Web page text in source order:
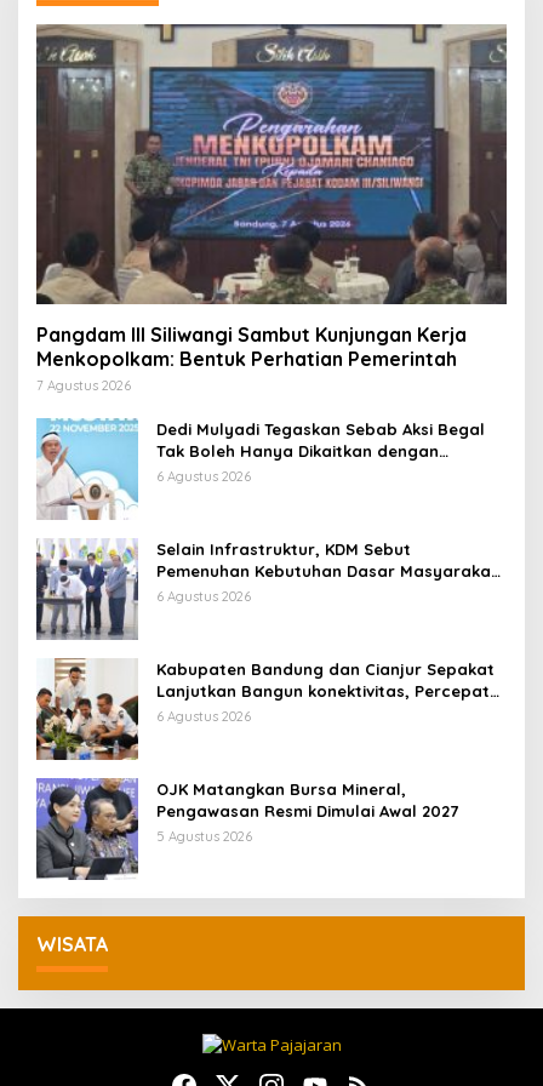
Pangdam III Siliwangi Sambut Kunjungan Kerja
Menkopolkam: Bentuk Perhatian Pemerintah
7 Agustus 2026
Dedi Mulyadi Tegaskan Sebab Aksi Begal
Tak Boleh Hanya Dikaitkan dengan
Ekonomi
6 Agustus 2026
Selain Infrastruktur, KDM Sebut
Pemenuhan Kebutuhan Dasar Masyarakat
Jadi Fokus APBD Jabar 2027
6 Agustus 2026
Kabupaten Bandung dan Cianjur Sepakat
Lanjutkan Bangun konektivitas, Percepat
Pertumbuhan Ekonomi Daerah
6 Agustus 2026
OJK Matangkan Bursa Mineral,
Pengawasan Resmi Dimulai Awal 2027
5 Agustus 2026
WISATA